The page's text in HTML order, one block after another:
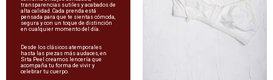
transparencias sutiles y acabados de
alta calidad. Cada prenda está
pensada para que te sientas cómoda,
segura y con un toque de distinción
en cualquier momento del día.
Desde los clásicos atemporales
hasta las piezas más audaces, en
Srta Peel creamos lencería que
acompaña tu forma de vivir y
celebrar tu cuerpo.